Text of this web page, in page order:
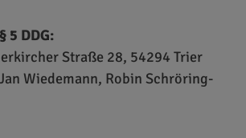
5 DDG:
Straße 28, 54294 Trier
Wiedemann, Robin Schröring-